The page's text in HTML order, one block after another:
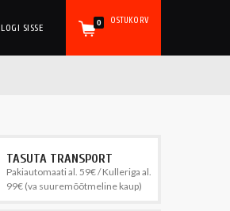
OSTUKORV
0
LOGI SISSE
TASUTA TRANSPORT
Pakiautomaati al. 59€ / Kulleriga al.
99€ (va suuremõõtmeline kaup)